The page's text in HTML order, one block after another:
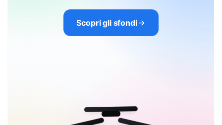
Scopri gli sfondi